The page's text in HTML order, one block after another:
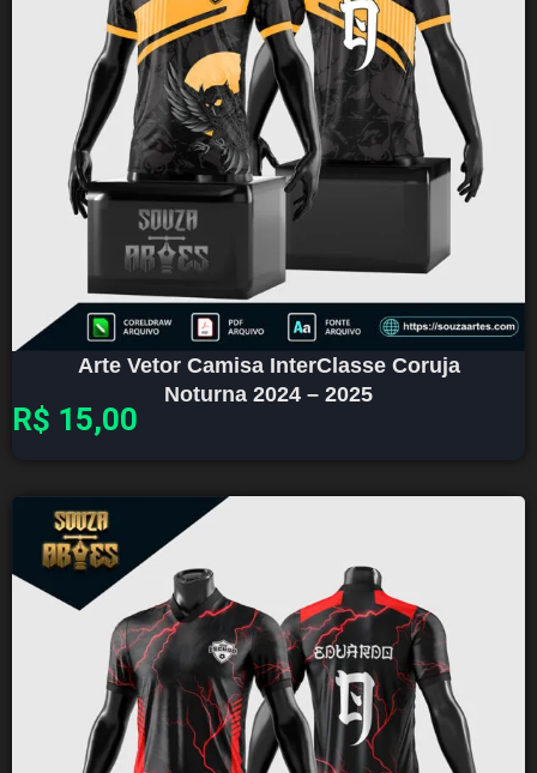
Arte Vetor Camisa InterClasse Coruja
Noturna 2024 – 2025
R$ 15,00